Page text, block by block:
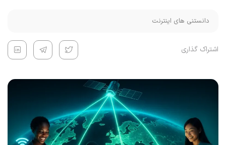
دانستنی های اینترنت
اشتراک گذاری